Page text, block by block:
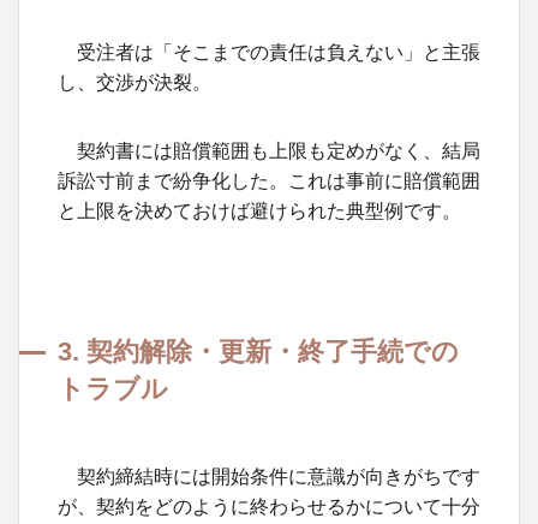
受注者は「そこまでの責任は負えない」と主張
し、交渉が決裂。
契約書には賠償範囲も上限も定めがなく、結局
訴訟寸前まで紛争化した。これは事前に賠償範囲
と上限を決めておけば避けられた典型例です。
3. 契約解除・更新・終了手続での
トラブル
契約締結時には開始条件に意識が向きがちです
が、契約をどのように終わらせるかについて十分